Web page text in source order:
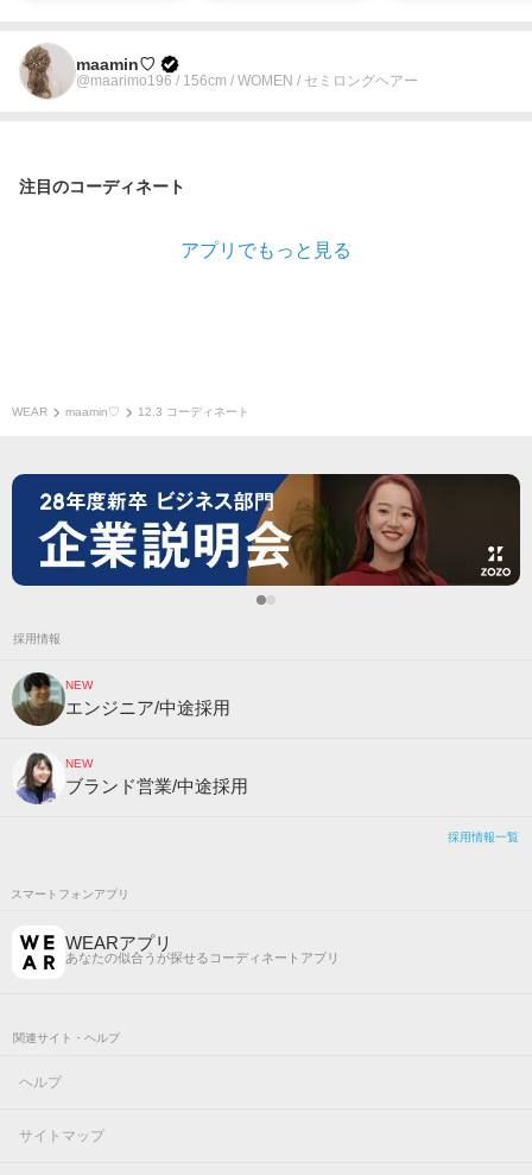
maamin♡
@maarimo196 / 156cm / WOMEN / セミロングヘアー
注目のコーディネート
アプリでもっと見る
WEAR maamin♡ 12.3 コーディネート
採用情報
NEW
エンジニア/中途採用
NEW
ブランド営業/中途採用
採用情報一覧
スマートフォンアプリ
WEARアプリ
あなたの似合うが探せるコーディネートアプリ
関連サイト・ヘルプ
ヘルプ
サイトマップ